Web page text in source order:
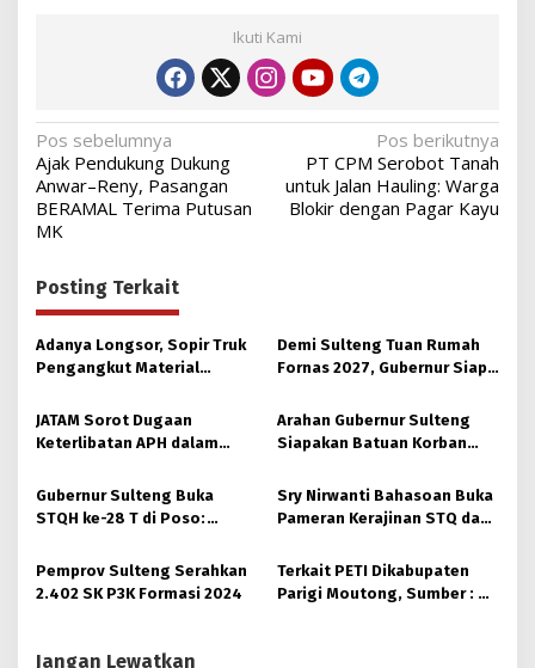
Ikuti Kami
Navigasi
pos
Pos sebelumnya
Ajak Pendukung Dukung
Anwar–Reny, Pasangan
BERAMAL Terima Putusan
MK
Pos berikutnya
PT CPM Serobot Tanah
untuk Jalan Hauling: Warga
Blokir dengan Pagar Kayu
Posting Terkait
Adanya Longsor, Sopir Truk
Pengangkut Material
Korban
Demi Sulteng Tuan Rumah
Fornas 2027, Gubernur Siap
JATAM Sorot Dugaan
Keterlibatan APH dalam
Arahan Gubernur Sulteng
Siapakan Batuan Korban
Moutong Gerak Cepat
Distribusi
Gubernur Sulteng Buka
STQH ke-28 T di Poso:
Ukhuwah dan Toleransi
Sry Nirwanti Bahasoan Buka
Pameran Kerajinan STQ dan
Pemprov Sulteng Serahkan
2.402 SK P3K Formasi 2024
Terkait PETI Dikabupaten
Parigi Moutong, Sumber : Di
Jangan Lewatkan